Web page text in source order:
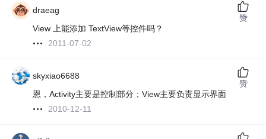
draeag
View 上能添加 TextView等控件吗？
2011-07-02
赞
skyxiao6688
恩，Activity主要是控制部分；View主要负责显示界面
2010-12-11
赞